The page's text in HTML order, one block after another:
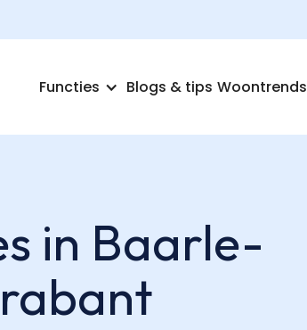
Functies Blogs & tips Woontrends
in Baarle-